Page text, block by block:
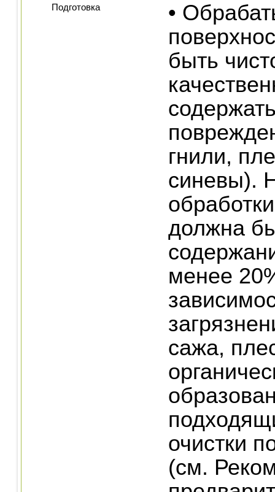
Подготовка
•
быть
гнили,
синевы).
должна
менее
сажа,
очистки
(см.